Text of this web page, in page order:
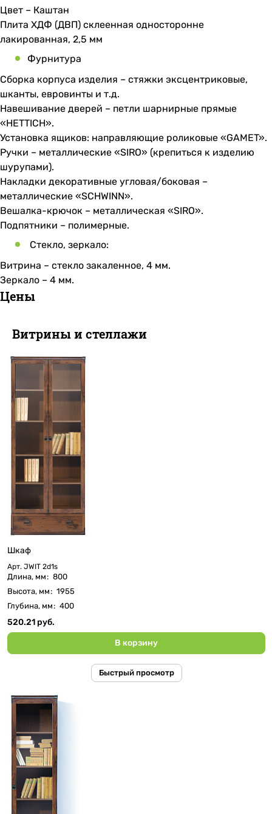
Цвет – Каштан
Плита ХДФ (ДВП) склеенная односторонне
лакированная, 2,5 мм
Фурнитура
Сборка корпуса изделия – стяжки эксцентриковые,
шканты, евровинты и т.д.
Навешивание дверей – петли шарнирные прямые
«HETTICH».
Установка ящиков: направляющие роликовые «GAMET».
Ручки – металлические «SIRO» (крепиться к изделию
шурупами).
Накладки декоративные угловая/боковая –
металлические «SCHWINN».
Вешалка-крючок – металлическая «SIRO».
Подпятники – полимерные.
Стекло, зеркало:
Витрина – стекло закаленное, 4 мм.
Зеркало – 4 мм.
Цены
Витрины и стеллажи
Шкаф
Арт. JWIT 2d1s
Длина, мм: 800
Высота, мм: 1955
Глубина, мм: 400
520.21 руб.
В корзину
Быстрый просмотр